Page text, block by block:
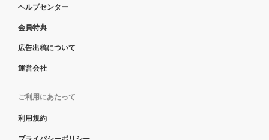
ヘルプセンター
会員特典
広告出稿について
運営会社
ご利用にあたって
利用規約